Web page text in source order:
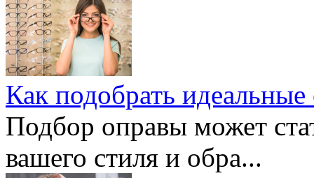
Как подобрать
Подбор оправы может
вашего стиля и обра...